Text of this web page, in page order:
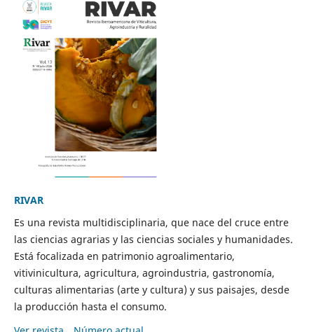
RIVAR
Es una revista multidisciplinaria, que nace del cruce entre
las ciencias agrarias y las ciencias sociales y humanidades.
Está focalizada en patrimonio agroalimentario,
vitivinicultura, agricultura, agroindustria, gastronomía,
culturas alimentarias (arte y cultura) y sus paisajes, desde
la producción hasta el consumo.